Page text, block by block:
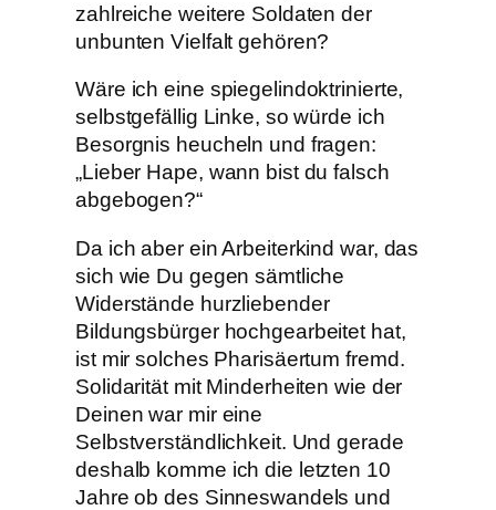
zahlreiche weitere Soldaten der
unbunten Vielfalt gehören?
Wäre ich eine spiegelindoktrinierte,
selbstgefällig Linke, so würde ich
Besorgnis heucheln und fragen:
„Lieber Hape, wann bist du falsch
abgebogen?“
Da ich aber ein Arbeiterkind war, das
sich wie Du gegen sämtliche
Widerstände hurzliebender
Bildungsbürger hochgearbeitet hat,
ist mir solches Pharisäertum fremd.
Solidarität mit Minderheiten wie der
Deinen war mir eine
Selbstverständlichkeit. Und gerade
deshalb komme ich die letzten 10
Jahre ob des Sinneswandels und